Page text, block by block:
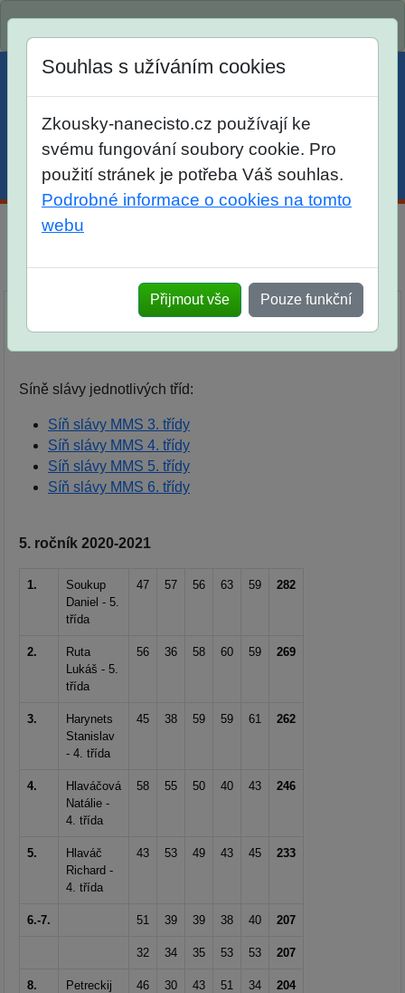
Menu Účet Košík
Souhlas s užíváním cookies
Zkousky-nanecisto.cz používají ke
svému fungování soubory cookie. Pro
použití stránek je potřeba Váš souhlas.
Podrobné informace o cookies na tomto
webu
Přijmout vše Pouze funkční
SÍŇ SLÁVY MATEMATICKÉ SOUTĚŽE NAPŘÍČ
MEZI ROČNÍKY:
Síně slávy jednotlivých tříd:
Síň slávy MMS 3. třídy
Síň slávy MMS 4. třídy
Síň slávy MMS 5. třídy
Síň slávy MMS 6. třídy
5. ročník 2020-2021
1.
Soukup
Daniel - 5.
třída
47 57 56 63 59 282
2.
Ruta
Lukáš - 5.
třída
56 36 58 60 59 269
3.
Harynets
Stanislav
- 4. třída
45 38 59 59 61 262
4.
Hlaváčová
Natálie -
4. třída
58 55 50 40 43 246
5.
Hlaváč
Richard -
4. třída
43 53 49 43 45 233
6.-7. 51 39 39 38 40 207
32 34 35 53 53 207
8.
Petreckij
46 30 43 51 34 204